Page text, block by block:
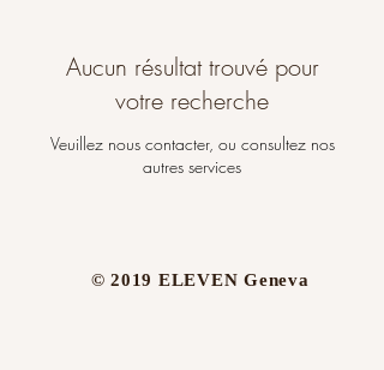
Aucun résultat trouvé pour
votre recherche
Veuillez nous contacter, ou consultez nos
autres services
​© 2019 ELEVEN Geneva